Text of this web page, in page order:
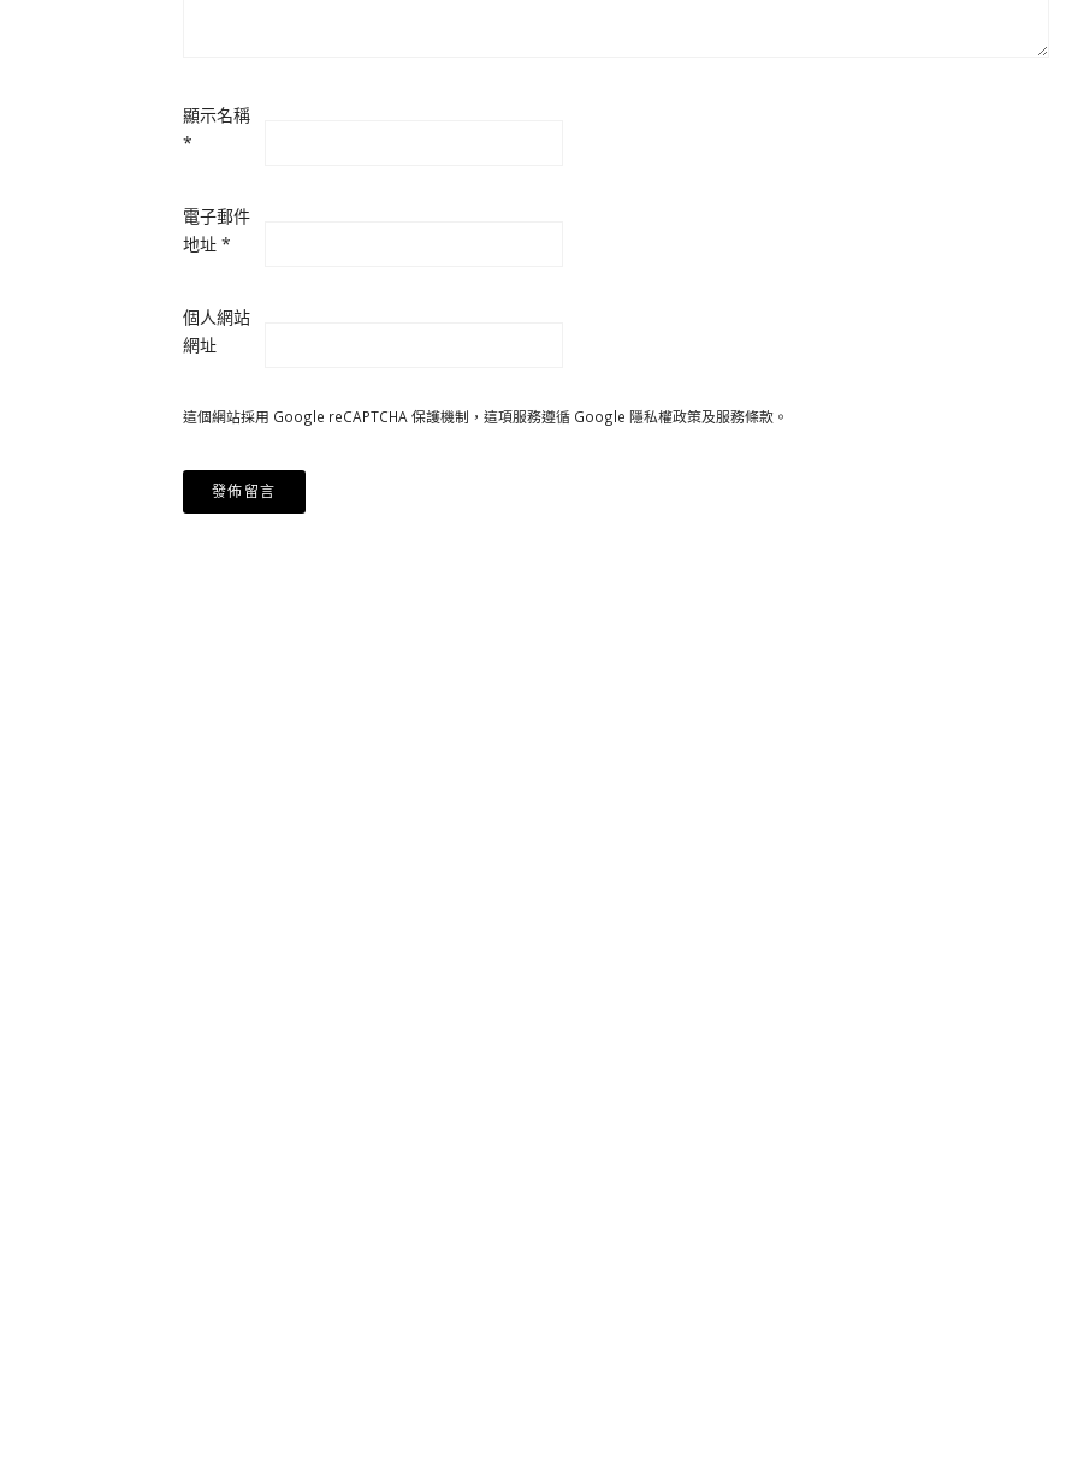
顯示名稱
*
電子郵件
地址 *
個人網站
網址
這個網站採用 Google reCAPTCHA 保護機制，這項服務遵循 Google 隱私權政策及服務條款 。